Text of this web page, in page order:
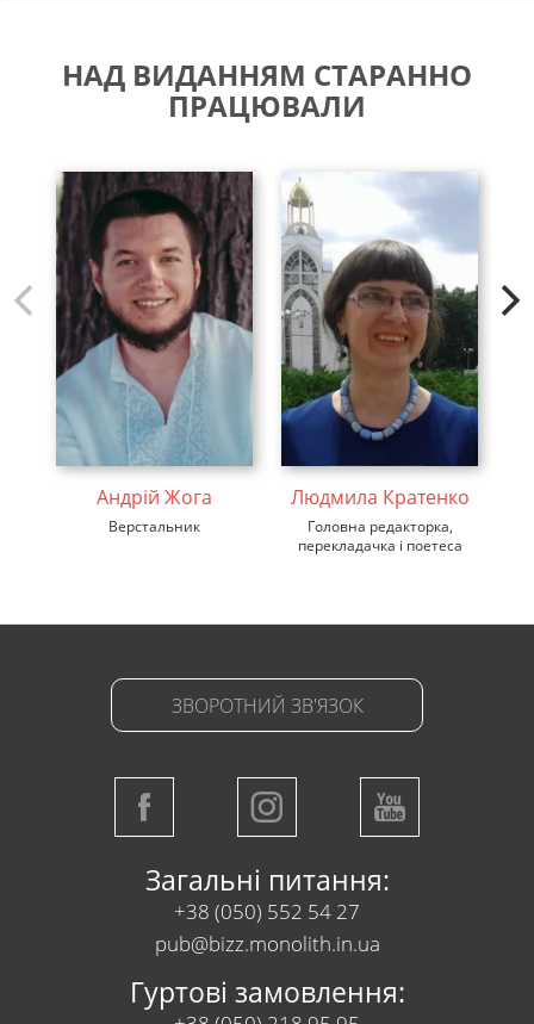
НАД ВИДАННЯМ СТАРАННО
ПРАЦЮВАЛИ
Андрій Жога
Верстальник
Людмила Кратенко
Головна редакторка,
перекладачка і поетеса
ЗВОРОТНИЙ ЗВ'ЯЗОК
Загальні питання:
+38 (050) 552 54 27
pub@bizz.monolith.in.ua
Гуртові замовлення: